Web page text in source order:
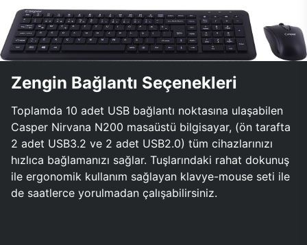
Zengin Bağlantı Seçenekleri
Toplamda 10 adet USB bağlantı noktasına ulaşabilen
Casper Nirvana N200 masaüstü bilgisayar, (ön tarafta
2 adet USB3.2 ve 2 adet USB2.0) tüm cihazlarınızı
hızlıca bağlamanızı sağlar. Tuşlarındaki rahat dokunuş
ile ergonomik kullanım sağlayan klavye-mouse seti ile
de saatlerce yorulmadan çalışabilirsiniz.